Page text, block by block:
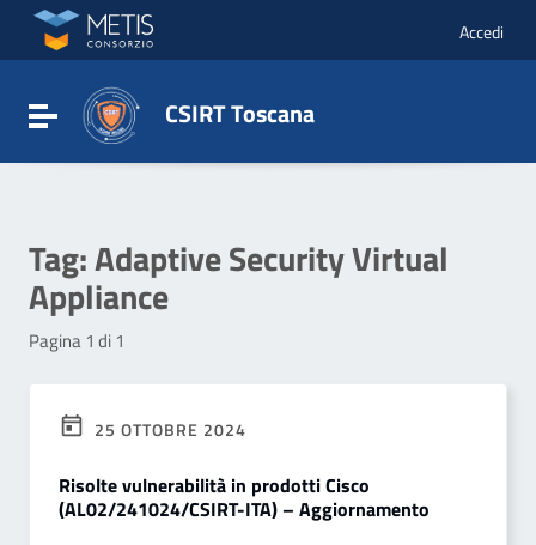
Vai ai contenuti
Vai al menu di navigazione
Vai al footer
Accedi
Attiva / disattiva la navigazione
CSIRT Toscana
Tag:Adaptive Security Virtual
Appliance
Pagina 1 di 1
25 OTTOBRE 2024
Risolte vulnerabilità in prodotti Cisco
(AL02/241024/CSIRT-ITA) – Aggiornamento